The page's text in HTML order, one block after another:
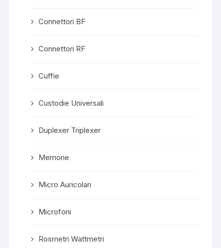
Connettori BF
Connettori RF
Cuffie
Custodie Universali
Duplexer Triplexer
Memorie
Micro Auricolari
Microfoni
Rosmetri Wattmetri